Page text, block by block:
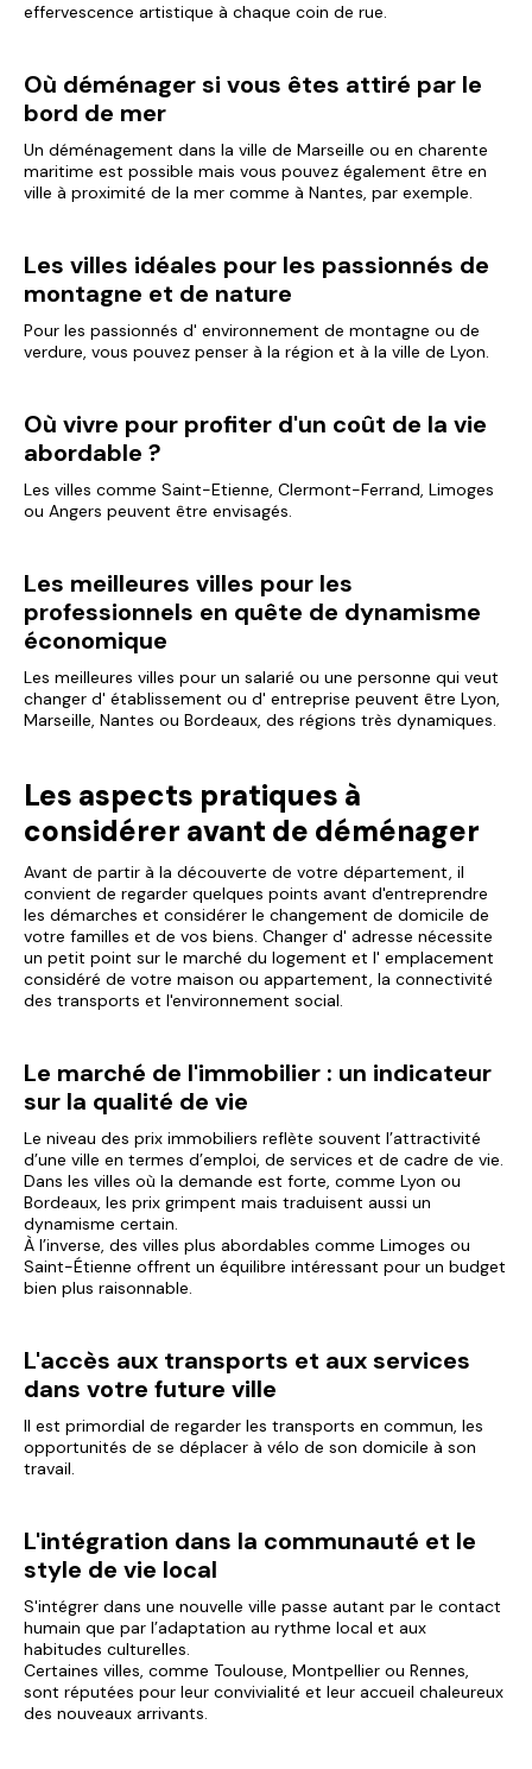
effervescence artistique à chaque coin de rue.
Où déménager si vous êtes attiré par le
bord de mer
Un déménagement dans la ville de Marseille ou en charente
maritime est possible mais vous pouvez également être en
ville à proximité de la mer comme à Nantes, par exemple.
Les villes idéales pour les passionnés de
montagne et de nature
Pour les passionnés d' environnement de montagne ou de
verdure, vous pouvez penser à la région et à la ville de Lyon.
Où vivre pour profiter d'un coût de la vie
abordable ?
Les villes comme Saint-Etienne, Clermont-Ferrand, Limoges
ou Angers peuvent être envisagés.
Les meilleures villes pour les
professionnels en quête de dynamisme
économique
Les meilleures villes pour un salarié ou une personne qui veut
changer d' établissement ou d' entreprise peuvent être Lyon,
Marseille, Nantes ou Bordeaux, des régions très dynamiques.
Les aspects pratiques à
considérer avant de déménager
Avant de partir à la découverte de votre département, il
convient de regarder quelques points avant d'entreprendre
les démarches et considérer le changement de domicile de
votre familles et de vos biens. Changer d' adresse nécessite
un petit point sur le marché du logement et l' emplacement
considéré de votre maison ou appartement, la connectivité
des transports et l'environnement social.
Le marché de l'immobilier : un indicateur
sur la qualité de vie
Le niveau des prix immobiliers reflète souvent l’attractivité
d’une ville en termes d’emploi, de services et de cadre de vie.
Dans les villes où la demande est forte, comme Lyon ou
Bordeaux, les prix grimpent mais traduisent aussi un
dynamisme certain.
À l’inverse, des villes plus abordables comme Limoges ou
Saint-Étienne offrent un équilibre intéressant pour un budget
bien plus raisonnable.
L'accès aux transports et aux services
dans votre future ville
Il est primordial de regarder les transports en commun, les
opportunités de se déplacer à vélo de son domicile à son
travail.
L'intégration dans la communauté et le
style de vie local
S'intégrer dans une nouvelle ville passe autant par le contact
humain que par l’adaptation au rythme local et aux
habitudes culturelles.
Certaines villes, comme Toulouse, Montpellier ou Rennes,
sont réputées pour leur convivialité et leur accueil chaleureux
des nouveaux arrivants.